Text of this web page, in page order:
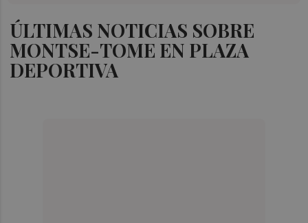
ÚLTIMAS NOTICIAS SOBRE
MONTSE-TOME EN PLAZA
DEPORTIVA